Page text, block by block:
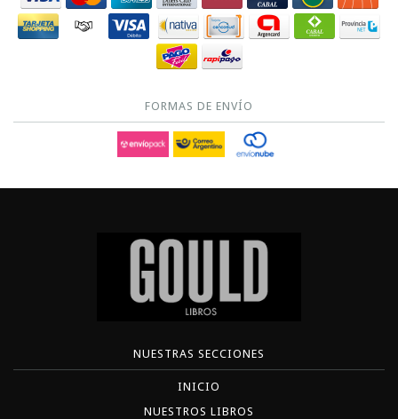
FORMAS DE ENVÍO
NUESTRAS SECCIONES
INICIO
NUESTROS LIBROS